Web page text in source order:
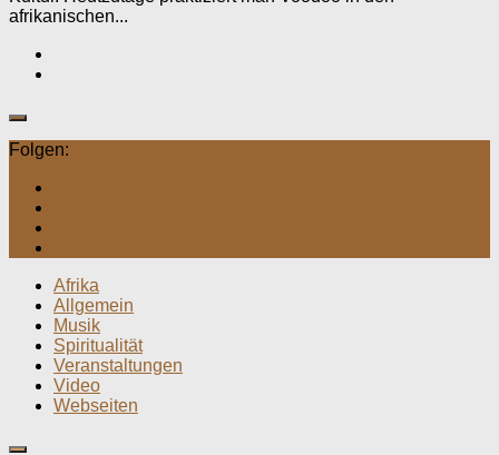
afrikanischen...
Folgen:
Afrika
Allgemein
Musik
Spiritualität
Veranstaltungen
Video
Webseiten